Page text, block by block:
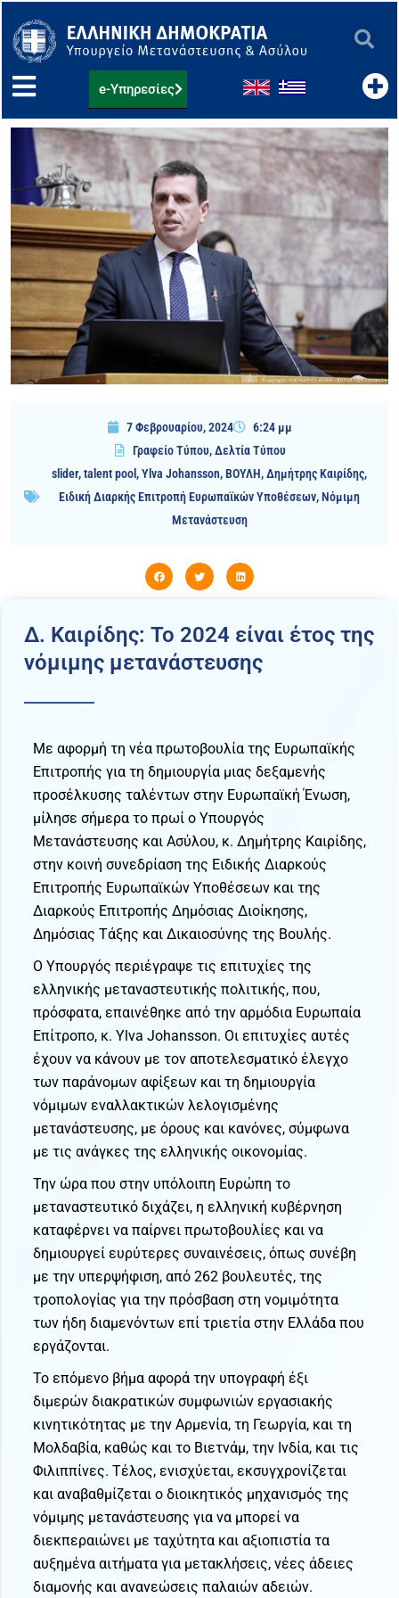
στο
περιεχόμενο
e-Υπηρεσίες
7 Φεβρουαρίου, 2024
6:24 μμ
Γραφείο Τύπου,Δελτία Τύπου
slider,talent pool ,Ylva Johansson,ΒΟΥΛΗ,Δημήτρης Καιρίδης,
Ειδική Διαρκής Επιτροπή Ευρωπαϊκών Υποθέσεων,Νόμιμη
Μετανάστευση
Δ. Καιρίδης: Το 2024 είναι έτος της
νόμιμης μετανάστευσης
Με αφορμή τη νέα πρωτοβουλία της Ευρωπαϊκής
Επιτροπής για τη δημιουργία μιας δεξαμενής
προσέλκυσης ταλέντων στην Ευρωπαϊκή Ένωση,
μίλησε σήμερα το πρωί ο Υπουργός
Μετανάστευσης και Ασύλου, κ. Δημήτρης Καιρίδης,
στην κοινή συνεδρίαση της Ειδικής Διαρκούς
Επιτροπής Ευρωπαϊκών Υποθέσεων και της
Διαρκούς Επιτροπής Δημόσιας Διοίκησης,
Δημόσιας Τάξης και Δικαιοσύνης της Βουλής.
Ο Υπουργός περιέγραψε τις επιτυχίες της
ελληνικής μεταναστευτικής πολιτικής, που,
πρόσφατα, επαινέθηκε από την αρμόδια Ευρωπαία
Επίτροπο, κ. Ylva Johansson. Οι επιτυχίες αυτές
έχουν να κάνουν με τον αποτελεσματικό έλεγχο
των παράνομων αφίξεων και τη δημιουργία
νόμιμων εναλλακτικών λελογισμένης
μετανάστευσης, με όρους και κανόνες, σύμφωνα
με τις ανάγκες της ελληνικής οικονομίας.
Την ώρα που στην υπόλοιπη Ευρώπη το
μεταναστευτικό διχάζει, η ελληνική κυβέρνηση
καταφέρνει να παίρνει πρωτοβουλίες και να
δημιουργεί ευρύτερες συναινέσεις, όπως συνέβη
με την υπερψήφιση, από 262 βουλευτές, της
τροπολογίας για την πρόσβαση στη νομιμότητα
των ήδη διαμενόντων επί τριετία στην Ελλάδα που
εργάζονται.
Το επόμενο βήμα αφορά την υπογραφή έξι
διμερών διακρατικών συμφωνιών εργασιακής
κινητικότητας με την Αρμενία, τη Γεωργία, και τη
Μολδαβία, καθώς και το Βιετνάμ, την Ινδία, και τις
Φιλιππίνες. Τέλος, ενισχύεται, εκσυγχρονίζεται
και αναβαθμίζεται ο διοικητικός μηχανισμός της
νόμιμης μετανάστευσης για να μπορεί να
διεκπεραιώνει με ταχύτητα και αξιοπιστία τα
αυξημένα αιτήματα για μετακλήσεις, νέες άδειες
διαμονής και ανανεώσεις παλαιών αδειών.